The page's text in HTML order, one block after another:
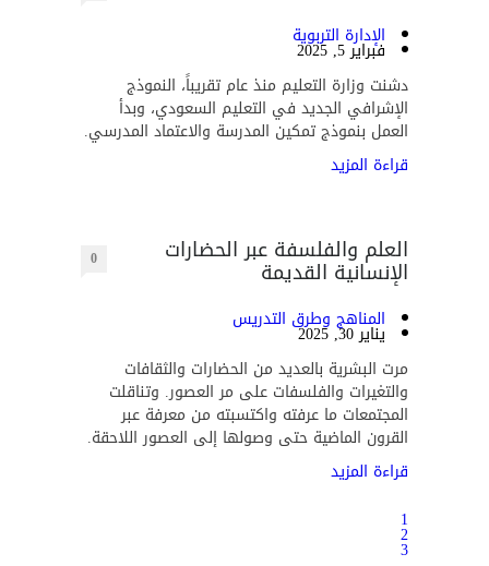
الإدارة التربوية
فبراير 5, 2025
دشنت وزارة التعليم منذ عام تقريباً، النموذج
الإشرافي الجديد في التعليم السعودي، وبدأ
العمل بنموذج تمكين المدرسة والاعتماد المدرسي.
قراءة المزيد
العلم والفلسفة عبر الحضارات
الإنسانية القديمة 0
المناهج وطرق التدريس
يناير 30, 2025
مرت البشرية بالعديد من الحضارات والثقافات
والتغيرات والفلسفات على مر العصور. وتناقلت
المجتمعات ما عرفته واكتسبته من معرفة عبر
القرون الماضية حتى وصولها إلى العصور اللاحقة.
قراءة المزيد
1
2
3